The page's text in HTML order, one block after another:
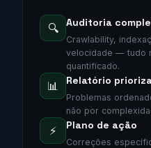
🔍 Auditoria
Crawlability,
velocidade — tudo
quantificado.
📊 Relatório
Problemas
não por
⚡ Plano de ação
Correções